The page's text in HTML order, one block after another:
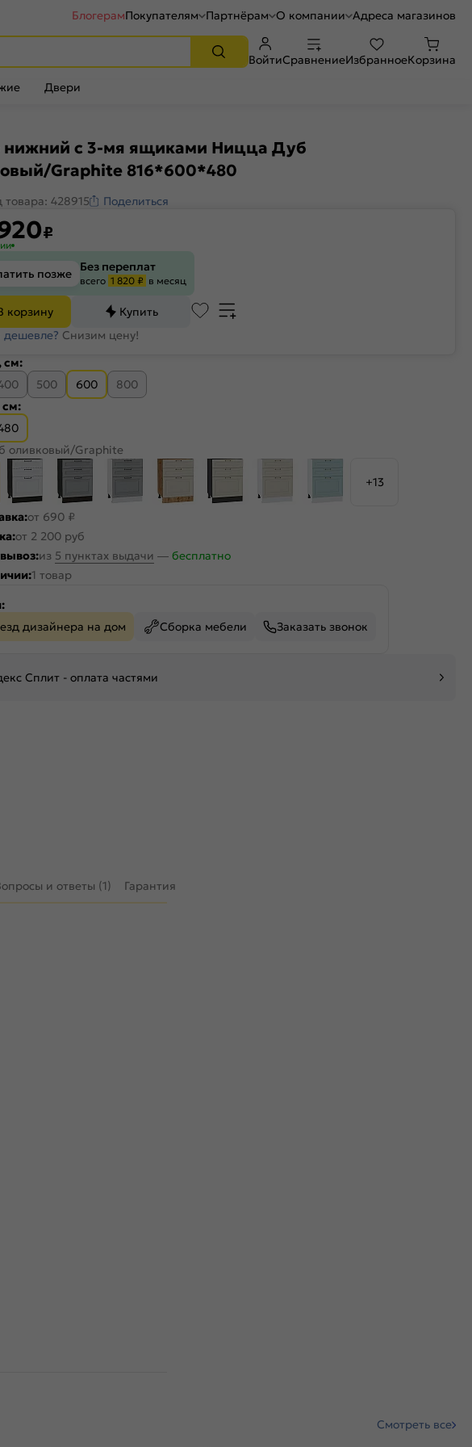
БлогерамПокупателям Партнёрам О компании Адреса магазинов
ВойтиСравнениеИзбранноеКорзина
Двери
с 3-мя ящиками Ницца Дуб
Graphite 816*600*480
товара: 428915 Поделиться
₽
позже Без переплат
всего 1 820 ₽ в месяц
корзину
Купить
Снизим цену!
см:
500 600
800
см:
оливковый/Graphite
+13
от 690 ₽
от 2 200 руб
из 5 пунктах выдачи — бесплатно
1 товар
дизайнера на дом
Сборка мебели Заказать звонок
Сплит - оплата частями
и ответы (1) Гарантия
Смотреть все